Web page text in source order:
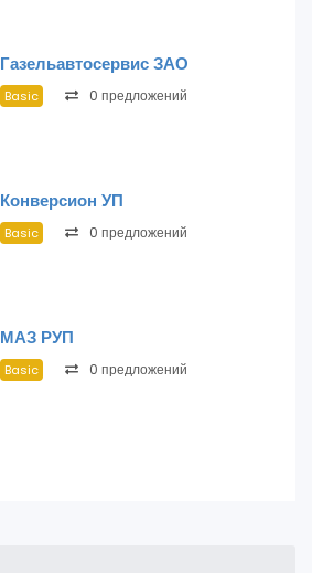
Газельавтосервис ЗАО
Basic 0 предложений
Конверсион УП
Basic 0 предложений
МАЗ РУП
Basic 0 предложений